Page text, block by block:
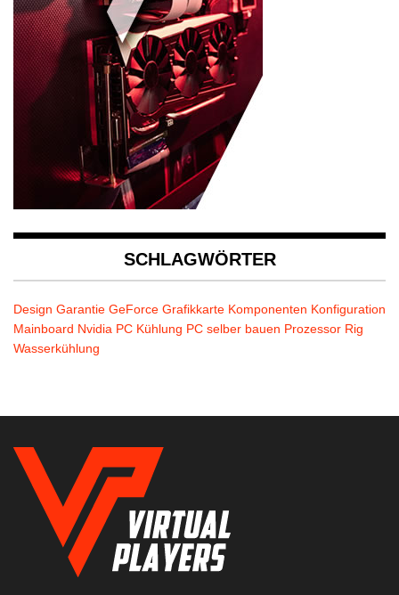
SCHLAGWÖRTER
Design Garantie GeForce Grafikkarte Komponenten Konfiguration
Mainboard Nvidia PC Kühlung PC selber bauen Prozessor Rig
Wasserkühlung